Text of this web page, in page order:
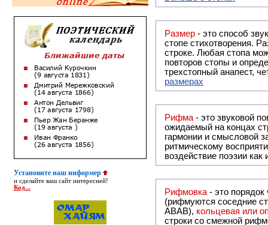
Установите наш информер
и сделайте ваш сайт интересней!
Код...
Размер - это способ
стопе стихотворения.
строке. Любая стопа
повторов стопы и
трехстопный анапест,
размерах
Рифма - это звуковой повтор, традиционно используемый в поэзии и, как
ожидаемый на концах
гармонии и смысловой
ритмическому
воздействие поэзии
Рифмовка - это
(рифмуются соседние
ABAB), кольцевая или
строки со смежной